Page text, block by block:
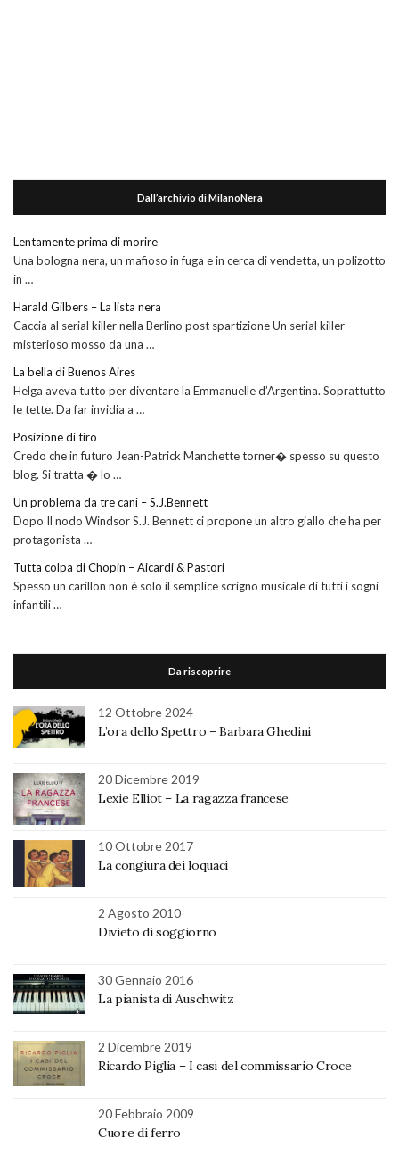
Dall’archivio di MilanoNera
Lentamente prima di morire
Una bologna nera, un mafioso in fuga e in cerca di vendetta, un polizotto
in …
Harald Gilbers – La lista nera
Caccia al serial killer nella Berlino post spartizione Un serial killer
misterioso mosso da una …
La bella di Buenos Aires
Helga aveva tutto per diventare la Emmanuelle d’Argentina. Soprattutto
le tette. Da far invidia a …
Posizione di tiro
Credo che in futuro Jean-Patrick Manchette torner� spesso su questo
blog. Si tratta � lo …
Un problema da tre cani – S.J.Bennett
Dopo Il nodo Windsor S.J. Bennett ci propone un altro giallo che ha per
protagonista …
Tutta colpa di Chopin – Aicardi & Pastori
Spesso un carillon non è solo il semplice scrigno musicale di tutti i sogni
infantili …
Da riscoprire
12 Ottobre 2024
L’ora dello Spettro – Barbara Ghedini
20 Dicembre 2019
Lexie Elliot – La ragazza francese
10 Ottobre 2017
La congiura dei loquaci
2 Agosto 2010
Divieto di soggiorno
30 Gennaio 2016
La pianista di Auschwitz
2 Dicembre 2019
Ricardo Piglia – I casi del commissario Croce
20 Febbraio 2009
Cuore di ferro